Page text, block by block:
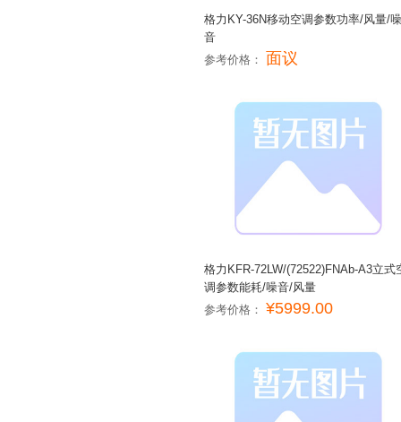
格力KY-36N移动空调参数功率/风量/噪
音
参考价格： 面议
格力KFR-72LW/(72522)FNAb-A3立式
调参数能耗/噪音/风量
参考价格： ¥5999.00